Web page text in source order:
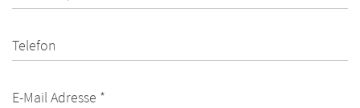
Telefon
E-Mail Adresse *